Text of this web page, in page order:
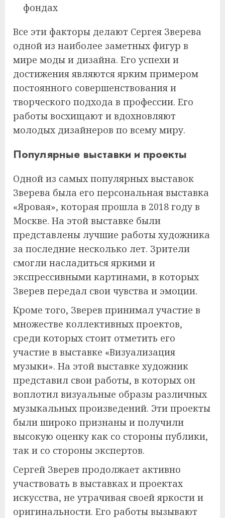
фондах
Все эти факторы делают Сергея Зверева
одной из наиболее заметных фигур в
мире моды и дизайна. Его успехи и
достижения являются ярким примером
постоянного совершенствования и
творческого подхода в профессии. Его
работы восхищают и вдохновляют
молодых дизайнеров по всему миру.
Популярные выставки и проекты
Одной из самых популярных выставок
Зверева была его персональная выставка
«Яровая», которая прошла в 2018 году в
Москве. На этой выставке были
представлены лучшие работы художника
за последние несколько лет. Зрители
смогли насладиться яркими и
экспрессивными картинами, в которых
Зверев передал свои чувства и эмоции.
Кроме того, Зверев принимал участие в
множестве коллективных проектов,
среди которых стоит отметить его
участие в выставке «Визуализация
музыки». На этой выставке художник
представил свои работы, в которых он
воплотил визуальные образы различных
музыкальных произведений. Эти проекты
были широко признаны и получили
высокую оценку как со стороны публики,
так и со стороны экспертов.
Сергей Зверев продолжает активно
участвовать в выставках и проектах
искусства, не утрачивая своей яркости и
оригинальности. Его работы вызывают